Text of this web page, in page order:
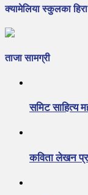
क्यामेलिया स्कुलका हिरा
ताजा सामग्री
समिट साहित्य
कविता लेखन